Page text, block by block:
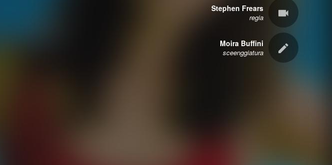
Stephen Frears
regia
Moira Buffini
sceenggiatura